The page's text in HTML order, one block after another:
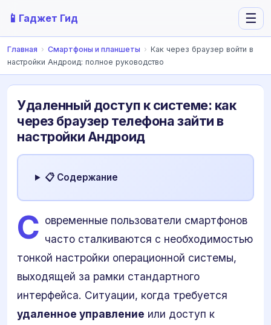
📱 Гаджет Гид ☰
Главная › Смартфоны и планшеты › Как через браузер войти в
настройки Андроид: полное руководство
Удаленный доступ к системе: как
через браузер телефона зайти в
настройки Андроид
📋 Содержание
С овременные пользователи смартфонов
часто сталкиваются с необходимостью
тонкой настройки операционной системы,
выходящей за рамки стандартного
интерфейса. Ситуации, когда требуется
удаленное управление или доступ к